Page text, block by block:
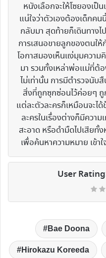
หนังเลือกจะให้โซยองเป็
แน่ใจว่าตัวเองต้องเด็กค
กลับมา สุดท้ายก็เดินทาง
การเสนอขายลูกของตนให้
โอกาสมองเห็นแง่มุมควา
มา รวมทั้งเหล่าพ่อแม่ที่ต้อ
ไม่เท่านั้น การมีตำรวจนับ
สิ่งที่ถูกซุกซ่อนไว้ค่อยๆ
แต่ละตัวละครก็เหมือนจะ
ละครในเรื่องต่างก็มีควา
สะอาด หรือดำมืดไปเสียทั้
เพื่อค้นหาความหมาย เข้า
User
Bae Doona
Hirokazu Koreeda